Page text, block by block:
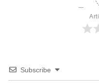
Subscribe